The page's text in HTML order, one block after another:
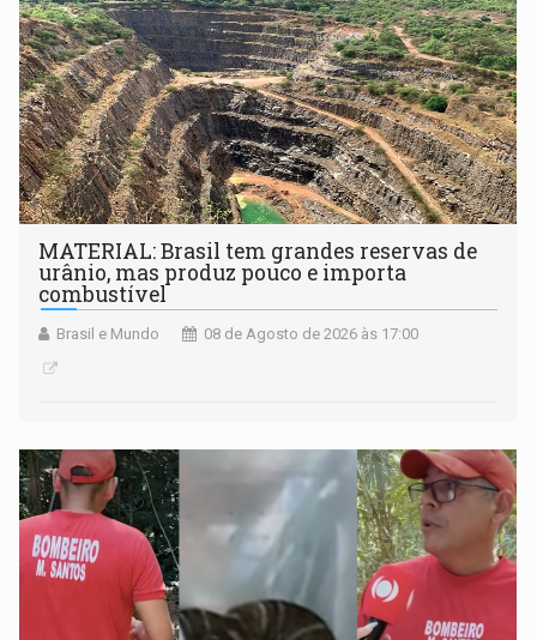
MATERIAL: Brasil tem grandes reservas de
urânio, mas produz pouco e importa
combustível
Brasil e Mundo 08 de Agosto de 2026 às 17:00